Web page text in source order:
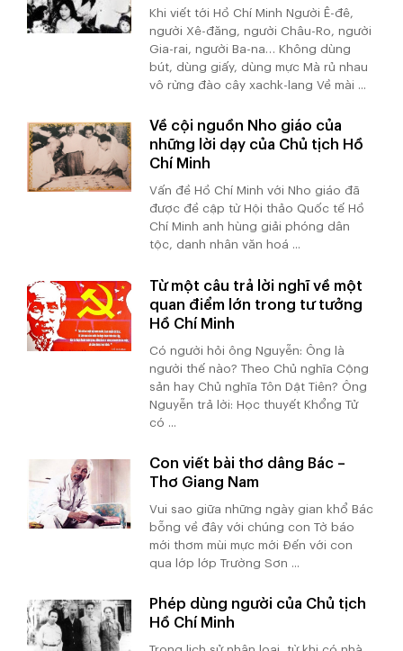
Khi viết tới Hồ Chí Minh Người Ê-đê,
người Xê-đăng, người Châu-Ro, người
Gia-rai, người Ba-na… Không dùng
bút, dùng giấy, dùng mực Mà rủ nhau
vô rừng đào cây xachk-lang Về mài ...
Về cội nguồn Nho giáo của
những lời dạy của Chủ tịch Hồ
Chí Minh
Vấn đề Hồ Chí Minh với Nho giáo đã
được đề cập từ Hội thảo Quốc tế Hồ
Chí Minh anh hùng giải phóng dân
tộc, danh nhân văn hoá ...
Từ một câu trả lời nghĩ về một
quan điểm lớn trong tư tưởng
Hồ Chí Minh
Có người hỏi ông Nguyễn: Ông là
người thế nào? Theo Chủ nghĩa Cộng
sản hay Chủ nghĩa Tôn Dật Tiên? Ông
Nguyễn trả lời: Học thuyết Khổng Tử
có ...
Con viết bài thơ dâng Bác –
Thơ Giang Nam
Vui sao giữa những ngày gian khổ Bác
bỗng về đây với chúng con Tờ báo
mới thơm mùi mực mới Đến với con
qua lớp lớp Trường Sơn ...
Phép dùng người của Chủ tịch
Hồ Chí Minh